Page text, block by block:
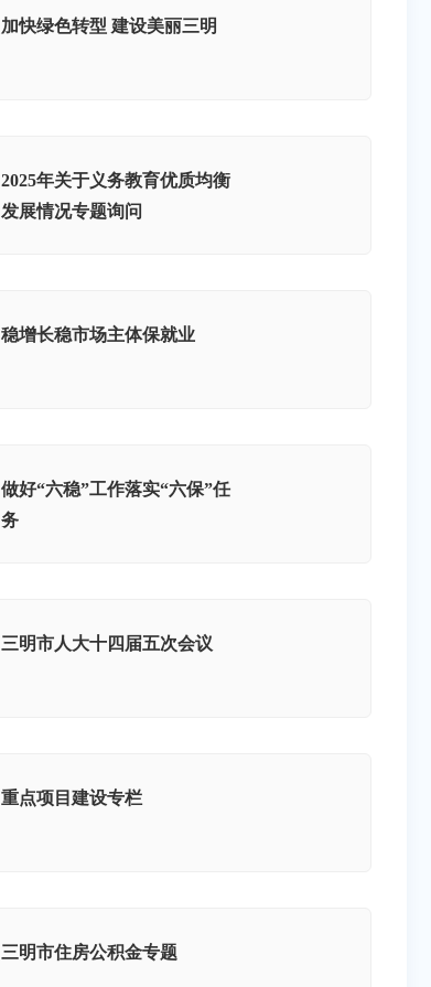
加快绿色转型 建设美丽三明
2025年关于义务教育优质均衡
发展情况专题询问
稳增长稳市场主体保就业
做好“六稳”工作落实“六保”任
务
三明市人大十四届五次会议
重点项目建设专栏
三明市住房公积金专题